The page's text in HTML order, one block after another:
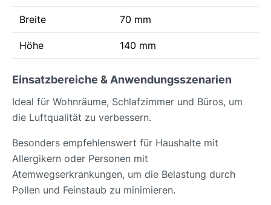
Breite 70 mm
Höhe 140 mm
Einsatzbereiche & Anwendungsszenarien
Ideal für Wohnräume, Schlafzimmer und Büros, um
die Luftqualität zu verbessern.
Besonders empfehlenswert für Haushalte mit
Allergikern oder Personen mit
Atemwegserkrankungen, um die Belastung durch
Pollen und Feinstaub zu minimieren.